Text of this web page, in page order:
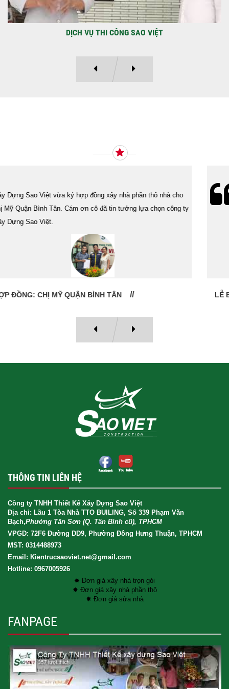
DỰ ÁN BAO GỒM TRỆT, 3 LẦU VÀ SÂN THƯỢNG ANH THANH
Lễ bàn giao nhà cho gia đình Cô Vân quận 11. Cám ơn anh Tính
đã tin tưởng, lựa chọn công ty Xây Dựng Sao Việt.
LỄ BÀN GIAO NHÀ: CÔ VÂN QUẬN 11
THÔNG TIN LIÊN HỆ
Công ty TNHH Thiết Kế Xây Dựng Sao Việt
Địa chỉ: Lầu 1 Tòa Nhà TTO BUILING, Số 339 Phạm Văn
Bạch,Phường Tân Sơn (Q. Tân Bình cũ), TPHCM
VPGD: 72F6 Đường DD9, Phường Đông Hưng Thuận, TPHCM
MST: 0314488973
Email: Kientrucsaoviet.net@gmail.com
Hotline: 0967005926
✸ Đơn giá xây nhà trọn gói
✸ Đơn giá xây nhà phần thô
✸ Đơn giá sửa nhà
FANPAGE